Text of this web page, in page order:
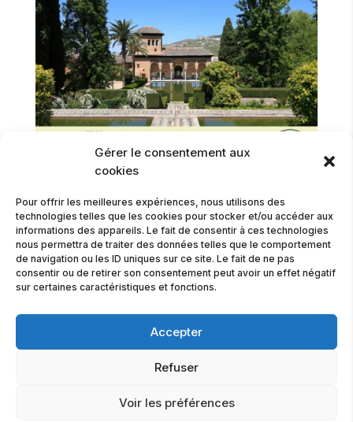
Gérer le consentement aux
cookies
Pour offrir les meilleures expériences, nous utilisons des
technologies telles que les cookies pour stocker et/ou accéder aux
informations des appareils. Le fait de consentir à ces technologies
nous permettra de traiter des données telles que le comportement
de navigation ou les ID uniques sur ce site. Le fait de ne pas
consentir ou de retirer son consentement peut avoir un effet négatif
sur certaines caractéristiques et fonctions.
Accepter
Refuser
Voir les préférences
Voyage culturel et historique
en Andalousie – Octobre 2025